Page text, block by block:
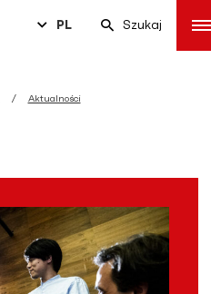
PL Szukaj
Aktualności